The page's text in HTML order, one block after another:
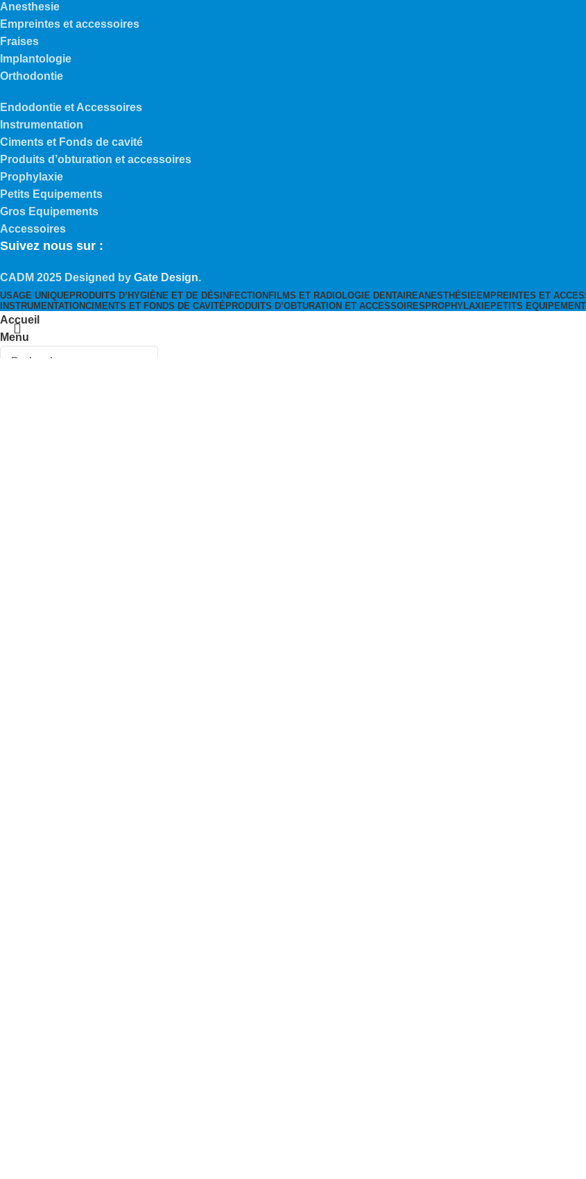
Anesthesie
Empreintes et accessoires
Fraises
Implantologie
Orthodontie
Endodontie et Accessoires
Instrumentation
Ciments et Fonds de cavité
Produits d’obturation et accessoires
Prophylaxie
Petits Equipements
Gros Equipements
Accessoires
Suivez nous sur :
CADM 2025 Designed by Gate Design.
USAGE UNIQUEPRODUITS D’HYGIÈNE ET DE DÉSINFECTION FILMS ET RADIOLOGIE DENTAIREANESTHÉSIEEMPREINTES ET
INSTRUMENTATIONCIMENTS ET FONDS DE CAVITÉPRODUITS D’OBTURATION ET ACCESSOIRES PROPHYLAXIEPETITS
Accueil
Menu
items
Cart